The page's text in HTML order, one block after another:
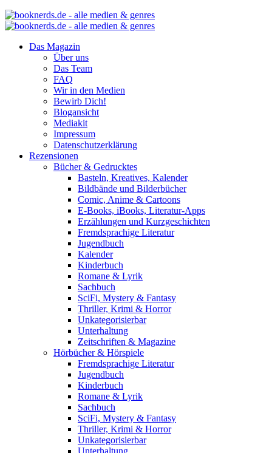
Das Magazin
Über uns
Das Team
FAQ
Wir in den Medien
Bewirb Dich!
Blogansicht
Mediakit
Impressum
Datenschutzerklärung
Rezensionen
Bücher & Gedrucktes
Basteln, Kreatives, Kalender
Bildbände und Bilderbücher
Comic, Anime & Cartoons
E-Books, iBooks, Literatur-Apps
Erzählungen und Kurzgeschichten
Fremdsprachige Literatur
Jugendbuch
Kalender
Kinderbuch
Romane & Lyrik
Sachbuch
SciFi, Mystery & Fantasy
Thriller, Krimi & Horror
Unkategorisierbar
Unterhaltung
Zeitschriften & Magazine
Hörbücher & Hörspiele
Fremdsprachige Literatur
Jugendbuch
Kinderbuch
Romane & Lyrik
Sachbuch
SciFi, Mystery & Fantasy
Thriller, Krimi & Horror
Unkategorisierbar
Unterhaltung